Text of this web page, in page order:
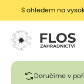
S ohledem na
Doručíme v